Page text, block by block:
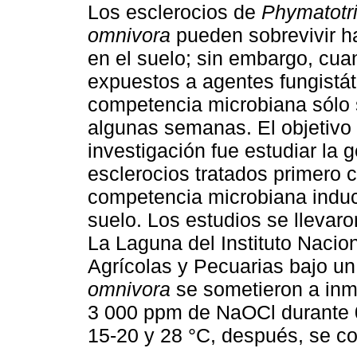
Los esclerocios de
omnivora pueden sobrevivir
en el suelo; sin embargo,
expuestos a agentes
competencia microbiana sólo
algunas semanas. El objetivo
investigación fue estudiar la
esclerocios tratados primero
competencia microbiana
suelo. Los estudios se
La Laguna del Instituto
Agrícolas y Pecuarias bajo
omnivora se sometieron a
3 000 ppm de NaOCl
15-20 y 28 °C, después, se